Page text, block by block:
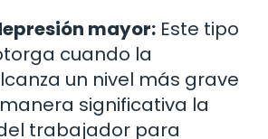
mayor: Este tipo
cuando la
un nivel más grave
significativa la
trabajador para